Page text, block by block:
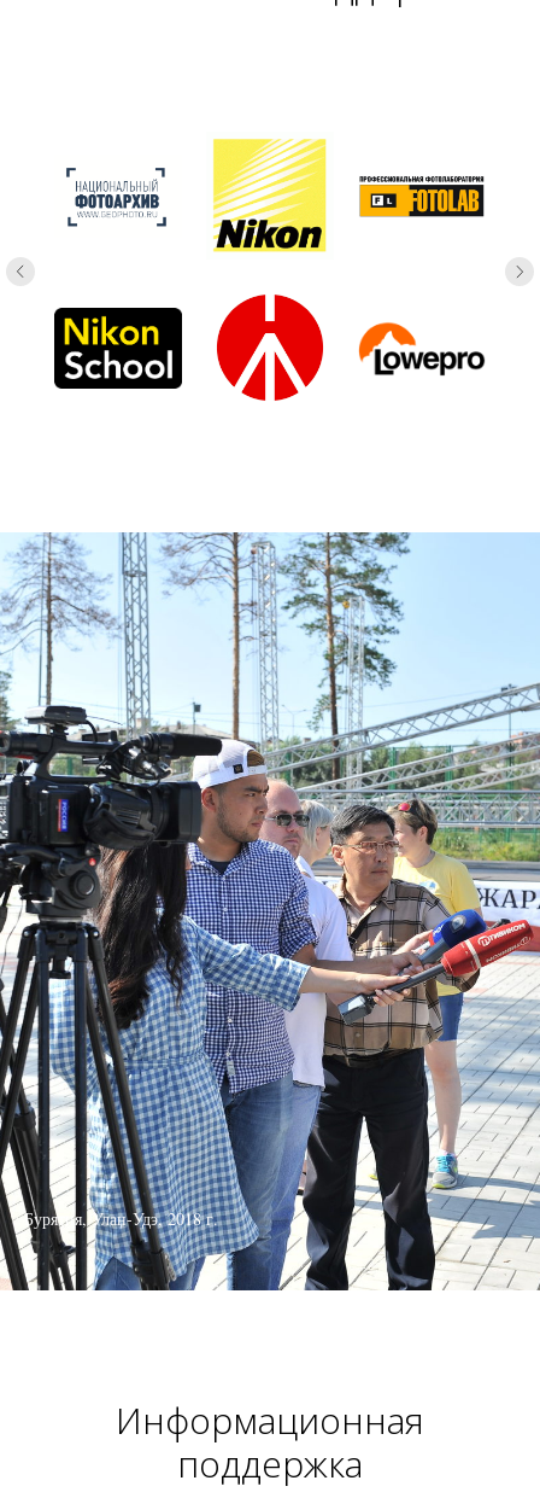
Бурятия, Улан-Удэ, 2018 г.
Информационная
поддержка